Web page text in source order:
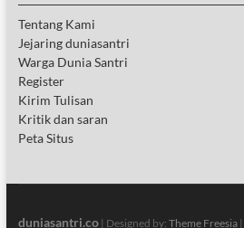
Tentang Kami
Jejaring duniasantri
Warga Dunia Santri
Register
Kirim Tulisan
Kritik dan saran
Peta Situs
duniasantri.co| Designed by: Theme Freesia|